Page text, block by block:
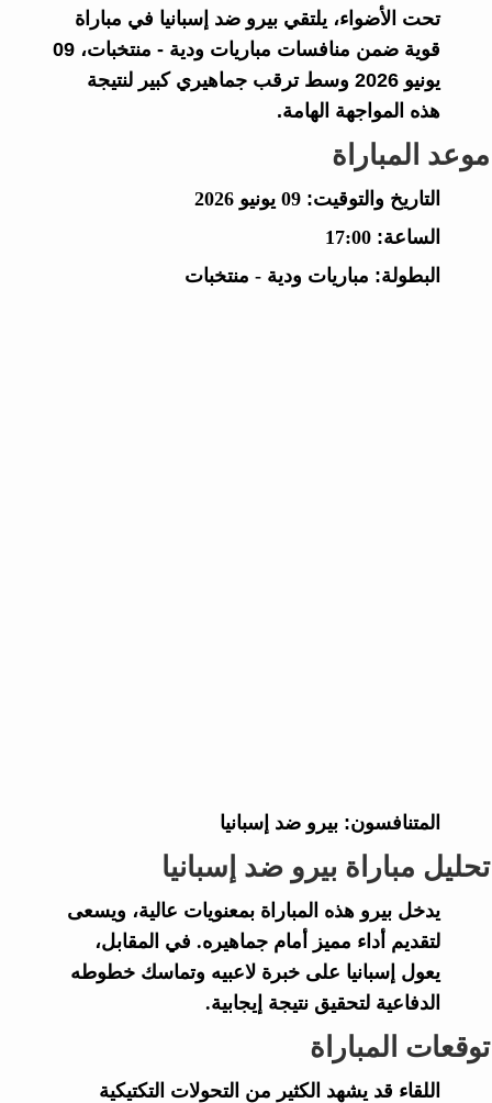
تحت الأضواء، يلتقي بيرو ضد إسبانيا في مباراة
قوية ضمن منافسات مباريات ودية - منتخبات، 09
يونيو 2026 وسط ترقب جماهيري كبير لنتيجة
هذه المواجهة الهامة.
موعد المباراة
التاريخ والتوقيت: 09 يونيو 2026
الساعة: 17:00
البطولة: مباريات ودية - منتخبات
المتنافسون: بيرو ضد إسبانيا
تحليل مباراة بيرو ضد إسبانيا
يدخل بيرو هذه المباراة بمعنويات عالية، ويسعى
لتقديم أداء مميز أمام جماهيره. في المقابل،
يعول إسبانيا على خبرة لاعبيه وتماسك خطوطه
الدفاعية لتحقيق نتيجة إيجابية.
توقعات المباراة
اللقاء قد يشهد الكثير من التحولات التكتيكية